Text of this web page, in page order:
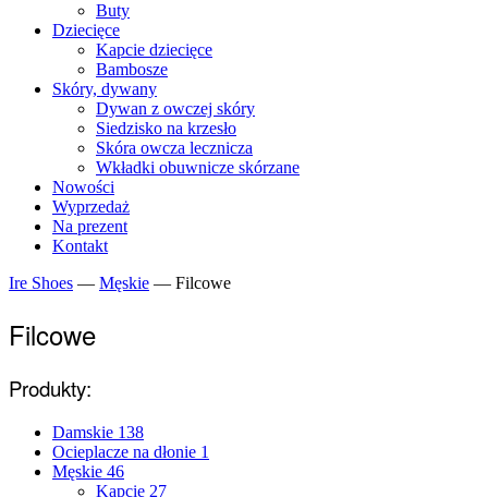
Buty
Dziecięce
Kapcie dziecięce
Bambosze
Skóry, dywany
Dywan z owczej skóry
Siedzisko na krzesło
Skóra owcza lecznicza
Wkładki obuwnicze skórzane
Nowości
Wyprzedaż
Na prezent
Kontakt
Ire Shoes — Męskie — Filcowe
Filcowe
Produkty:
Damskie 138
Ocieplacze na dłonie 1
Męskie 46
Kapcie 27